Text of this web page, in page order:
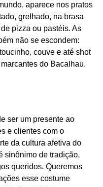
aparece nos pratos
grelhado, na brasa
pizza ou pastéis. As
não se escondem:
couve e até shot
do Bacalhau.
ser um presente ao
e clientes com o
da cultura afetiva do
sinônimo de tradição,
queridos. Queremos
esse costume